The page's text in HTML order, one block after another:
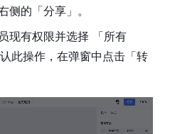
侧的「分享」。
现有权限并选择 「所有
此操作，在弹窗中点击「转